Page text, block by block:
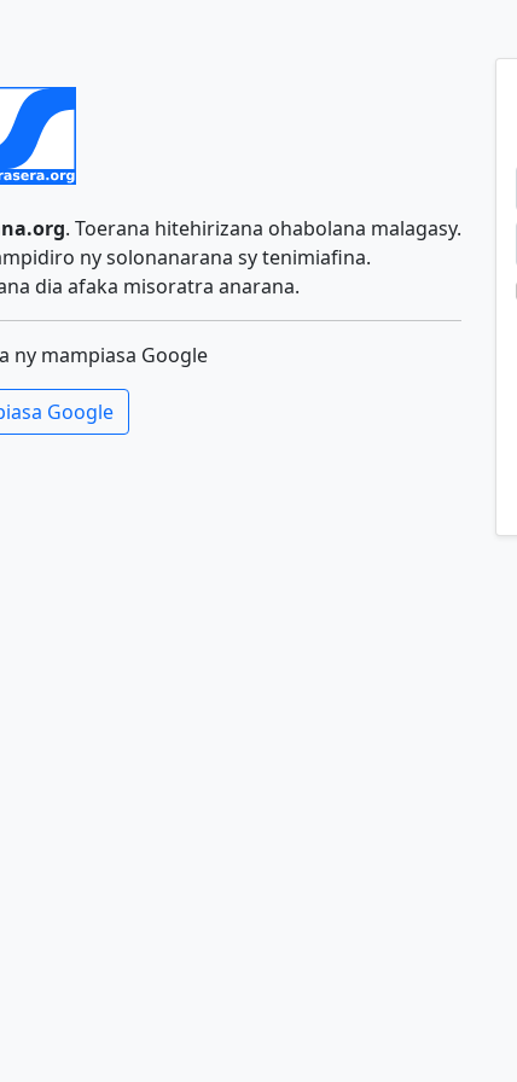
. Toerana hitehirizana ohabolana malagasy.
ny solonanarana sy tenimiafina.
dia afaka misoratra anarana.
ny mampiasa Google
Google